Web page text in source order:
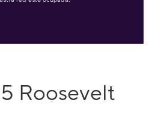
Roosevelt